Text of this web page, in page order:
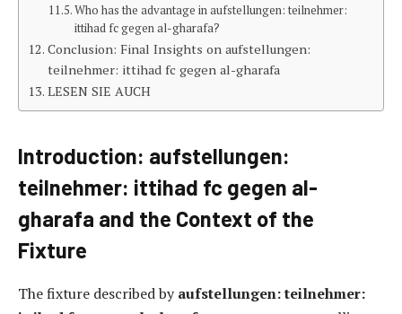
Who has the advantage in aufstellungen: teilnehmer:
ittihad fc gegen al-gharafa?
Conclusion: Final Insights on aufstellungen:
teilnehmer: ittihad fc gegen al-gharafa
LESEN SIE AUCH
Introduction: aufstellungen:
teilnehmer: ittihad fc gegen al-
gharafa and the Context of the
Fixture
The fixture described by aufstellungen: teilnehmer: